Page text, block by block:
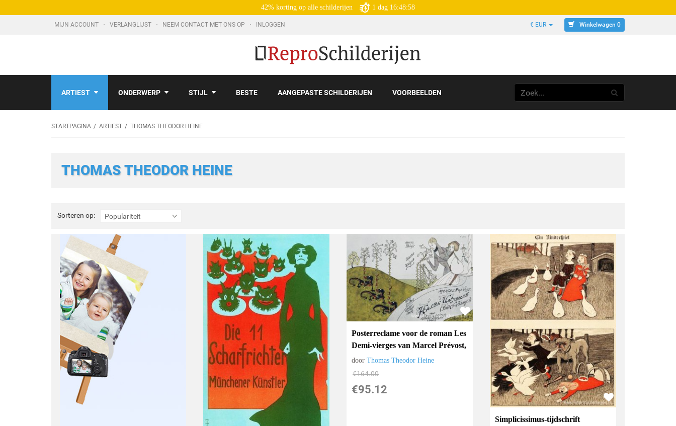
42% korting op alle schilderijen 1 dag 16:48:56
MIJN ACCOUNT VERLANGLIJST NEEM CONTACT MET ONS OP INLOGGEN € EUR Winkelwagen 0
ARTIEST ONDERWERP STIJL BESTE AANGEPASTE SCHILDERIJEN VOORBEELDEN
STARTPAGINA ARTIEST THOMAS THEODOR HEINE
THOMAS THEODOR HEINE
Sorteren op: Populariteit
Sorteren
op:
Posterreclame voor de roman Les
Demi-vierges van Marcel Prévost,
doorThomas Theodor Heine
€164.00
€95.12
Simplicissimus-tijdschrift